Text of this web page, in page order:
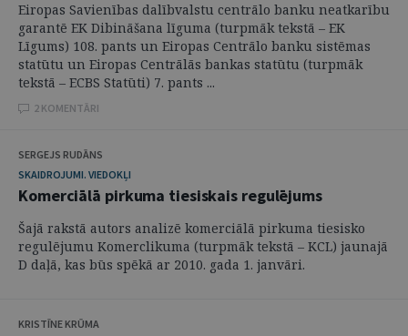
Eiropas Savienības dalībvalstu centrālo banku neatkarību
garantē EK Dibināšana līguma (turpmāk tekstā – EK
Līgums) 108. pants un Eiropas Centrālo banku sistēmas
statūtu un Eiropas Centrālās bankas statūtu (turpmāk
tekstā – ECBS Statūti) 7. pants ...
2 KOMENTĀRI
SERGEJS RUDĀNS
SKAIDROJUMI. VIEDOKĻI
Komerciālā pirkuma tiesiskais regulējums
Šajā rakstā autors analizē komerciālā pirkuma tiesisko
regulējumu Komerclikuma (turpmāk tekstā – KCL) jaunajā
D daļā, kas būs spēkā ar 2010. gada 1. janvāri.
KRISTĪNE KRŪMA